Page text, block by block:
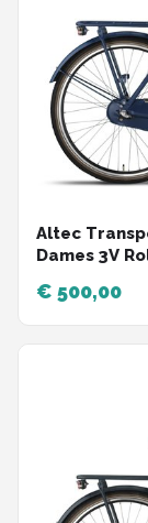
Altec
Dames 3V
€ 500,00